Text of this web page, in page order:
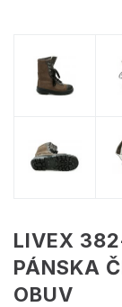
LIVEX
PÁNSKA
OBUV